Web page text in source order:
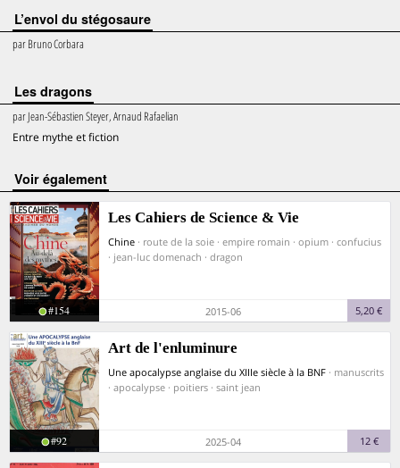
L’envol du stégosaure
parBruno Corbara
Les dragons
parJean-Sébastien Steyer, Arnaud Rafaelian
Entre mythe et fiction
voir également
Les Cahiers de Science & Vie
Chine · route de la soie · empire romain · opium · confucius
· jean-luc domenach · dragon
#154 2015-06 5,20 €
Art de l'enluminure
Une apocalypse anglaise du XIIIe siècle à la BNF · manuscrits
· apocalypse · poitiers · saint jean
#92 2025-04 12 €